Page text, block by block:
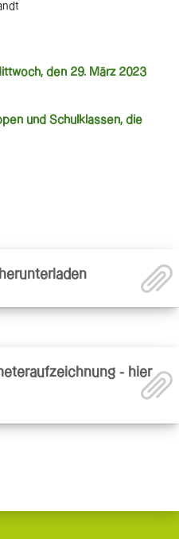
den 29. März 2023
und Schulklassen, die
- hier